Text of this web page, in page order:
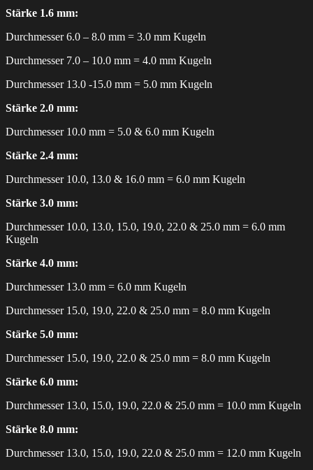
Stärke 1.6 mm:
Durchmesser 6.0 – 8.0 mm = 3.0 mm Kugeln
Durchmesser 7.0 – 10.0 mm = 4.0 mm Kugeln
Durchmesser 13.0 -15.0 mm = 5.0 mm Kugeln
Stärke 2.0 mm:
Durchmesser 10.0 mm = 5.0 & 6.0 mm Kugeln
Stärke 2.4 mm:
Durchmesser 10.0, 13.0 & 16.0 mm = 6.0 mm Kugeln
Stärke 3.0 mm:
Durchmesser 10.0, 13.0, 15.0, 19.0, 22.0 & 25.0 mm = 6.0 mm
Kugeln
Stärke 4.0 mm:
Durchmesser 13.0 mm = 6.0 mm Kugeln
Durchmesser 15.0, 19.0, 22.0 & 25.0 mm = 8.0 mm Kugeln
Stärke 5.0 mm:
Durchmesser 15.0, 19.0, 22.0 & 25.0 mm = 8.0 mm Kugeln
Stärke 6.0 mm:
Durchmesser 13.0, 15.0, 19.0, 22.0 & 25.0 mm = 10.0 mm Kugeln
Stärke 8.0 mm:
Durchmesser 13.0, 15.0, 19.0, 22.0 & 25.0 mm = 12.0 mm Kugeln